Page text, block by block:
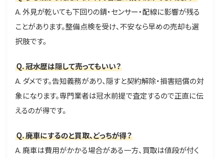
A. 外見が乾いても下回りの錆・センサー・配線に影響が残る
ことがあります。整備点検を受け、不安なら早めの売却も選
択肢です。
Q. 冠水歴は隠して売ってもいい？
A. ダメです。告知義務があり、隠すと契約解除・損害賠償の対
象になります。専門業者は冠水前提で査定するので正直に伝
えるのが得です。
Q. 廃車にするのと買取、どっちが得？
A. 廃車は費用がかかる場合がある一方、買取は値段が付く